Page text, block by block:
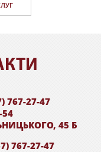
767-27-47
54
45 Б
767-27-47